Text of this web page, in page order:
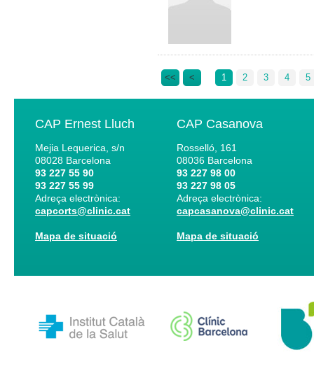
<< < 1 2 3 4 5
CAP Ernest Lluch
Mejia Lequerica, s/n
08028 Barcelona
93 227 55 90
93 227 55 99
Adreça electrònica:
capcorts@clinic.cat
Mapa de situació
CAP Casanova
Rosselló, 161
08036 Barcelona
93 227 98 00
93 227 98 05
Adreça electrònica:
capcasanova@clinic.cat
Mapa de situació